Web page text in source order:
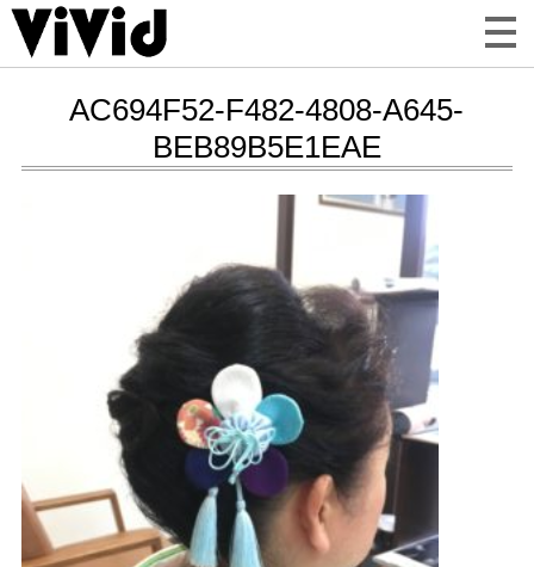
AC694F52-F482-4808-A645-
BEB89B5E1EAE